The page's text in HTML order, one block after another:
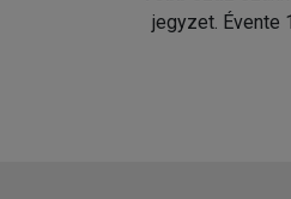
jegyzet. Évente